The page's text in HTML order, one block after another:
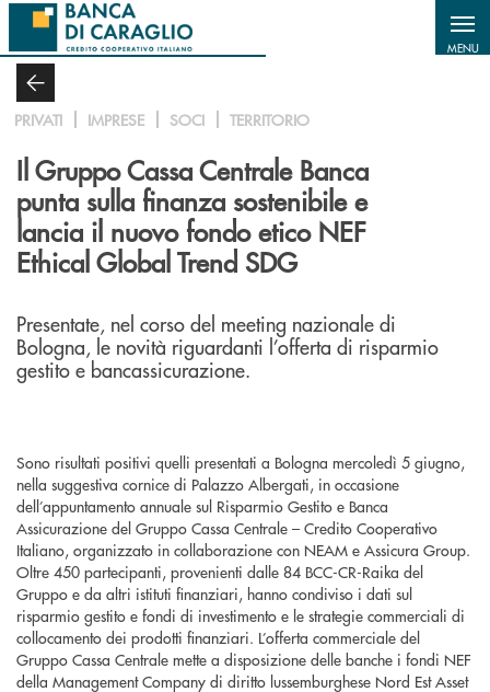
Salta al contenuto principale
MENU
PRIVATI IMPRESE SOCI TERRITORIO
Il Gruppo Cassa Centrale Banca
punta sulla finanza sostenibile e
lancia il nuovo fondo etico NEF
Ethical Global Trend SDG
Presentate, nel corso del meeting nazionale di
Bologna, le novità riguardanti l’offerta di risparmio
gestito e bancassicurazione.
Sono risultati positivi quelli presentati a Bologna mercoledì 5 giugno,
nella suggestiva cornice di Palazzo Albergati, in occasione
dell’appuntamento annuale sul Risparmio Gestito e Banca
Assicurazione del Gruppo Cassa Centrale – Credito Cooperativo
Italiano, organizzato in collaborazione con NEAM e Assicura Group.
Oltre 450 partecipanti, provenienti dalle 84 BCC-CR-Raika del
Gruppo e da altri istituti finanziari, hanno condiviso i dati sul
risparmio gestito e fondi di investimento e le strategie commerciali di
collocamento dei prodotti finanziari. L’offerta commerciale del
Gruppo Cassa Centrale mette a disposizione delle banche i fondi NEF
della Management Company di diritto lussemburghese Nord Est Asset